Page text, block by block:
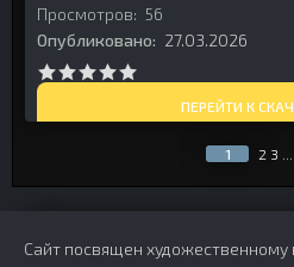
Просмотров: 56
Опубликовано: 27.03.2026
ПЕРЕЙТИ К
1 2 3
Сайт посвящен